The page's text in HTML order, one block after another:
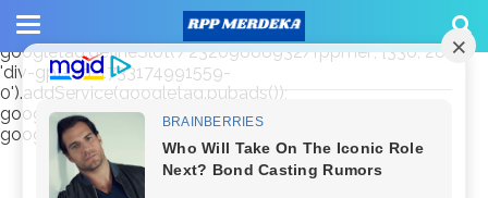
window.googletag = window.googletag || {cmd: []};
googletag.cmd.push(function() {
googletag.defineSlot('/23209888932/rppmer', [336, 280],
'div-gpt-ad-1733174991559-
0').addService(googletag.pubads());
googletag.pubads().enableSingleRequest();
googletag.enableServices(); });